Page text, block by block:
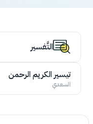
التَّفسير
تيسير الكريم الرحمن
السعدي